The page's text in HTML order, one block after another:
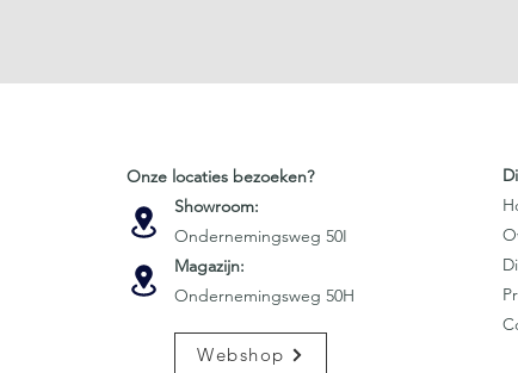
Onze locaties bezoeken?
Showroom:
Ondernemingsweg 50I
Magazijn:
Ondernemingsweg 50H
Webshop